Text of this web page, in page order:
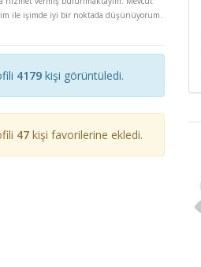
ile işimde iyi bir noktada düşünüyorum.
4179 kişi görüntüledi.
47 kişi favorilerine ekledi.